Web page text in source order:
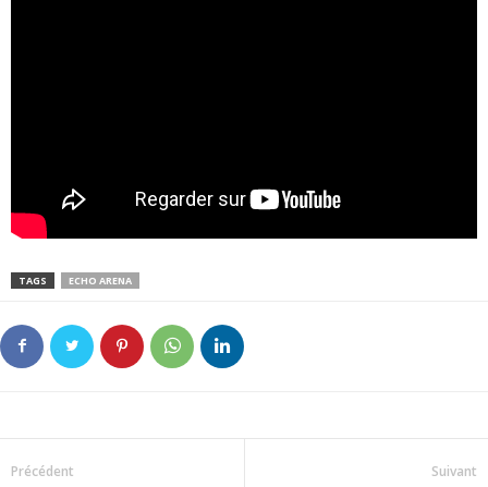
TAGS ECHO ARENA
Précédent Suivant